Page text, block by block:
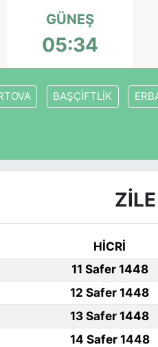
GÜNEŞ
05:34
BAŞÇİFTLİK
HİCRİ
11 Safer 1448
12 Safer 1448
13 Safer 1448
14 Safer 1448